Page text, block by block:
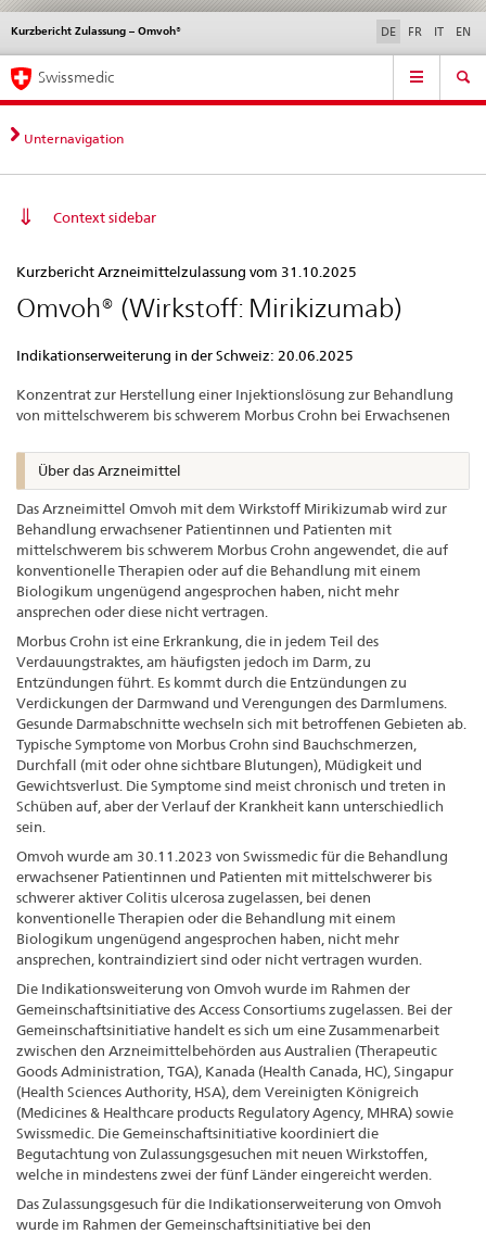
Direktnavigation
News,
Rechtsgrundlagen,
Kontakt
News & Updates Kontakt | Support & Hilfe
Kurzbericht Zulassung – Omvoh®
Sprachwahl DE FR IT EN
Service
Hauptnavigation
Swissmedic
Unternavigation
Context sidebar
Zulassung
–
Omvoh®
Kurzbericht Arzneimittelzulassung vom 31.10.2025
Omvoh® (Wirkstoff: Mirikizumab)
Indikationserweiterung in der Schweiz: 20.06.2025
Konzentrat zur Herstellung einer Injektionslösung zur Behandlung
von mittelschwerem bis schwerem Morbus Crohn bei Erwachsenen
Über das Arzneimittel
Das Arzneimittel Omvoh mit dem Wirkstoff Mirikizumab wird zur
Behandlung erwachsener Patientinnen und Patienten mit
mittelschwerem bis schwerem Morbus Crohn angewendet, die auf
konventionelle Therapien oder auf die Behandlung mit einem
Biologikum ungenügend angesprochen haben, nicht mehr
ansprechen oder diese nicht vertragen.
Morbus Crohn ist eine Erkrankung, die in jedem Teil des
Verdauungstraktes, am häufigsten jedoch im Darm, zu
Entzündungen führt. Es kommt durch die Entzündungen zu
Verdickungen der Darmwand und Verengungen des Darmlumens.
Gesunde Darmabschnitte wechseln sich mit betroffenen Gebieten ab.
Typische Symptome von Morbus Crohn sind Bauchschmerzen,
Durchfall (mit oder ohne sichtbare Blutungen), Müdigkeit und
Gewichtsverlust. Die Symptome sind meist chronisch und treten in
Schüben auf, aber der Verlauf der Krankheit kann unterschiedlich
sein.
Omvoh wurde am 30.11.2023 von Swissmedic für die Behandlung
erwachsener Patientinnen und Patienten mit mittelschwerer bis
schwerer aktiver Colitis ulcerosa zugelassen, bei denen
konventionelle Therapien oder die Behandlung mit einem
Biologikum ungenügend angesprochen haben, nicht mehr
ansprechen, kontraindiziert sind oder nicht vertragen wurden.
Die Indikationsweiterung von Omvoh wurde im Rahmen der
Gemeinschaftsinitiative des Access Consortiums zugelassen. Bei der
Gemeinschaftsinitiative handelt es sich um eine Zusammenarbeit
zwischen den Arzneimittelbehörden aus Australien (Therapeutic
Goods Administration, TGA), Kanada (Health Canada, HC), Singapur
(Health Sciences Authority, HSA), dem Vereinigten Königreich
(Medicines & Healthcare products Regulatory Agency, MHRA) sowie
Swissmedic. Die Gemeinschaftsinitiative koordiniert die
Begutachtung von Zulassungsgesuchen mit neuen Wirkstoffen,
welche in mindestens zwei der fünf Länder eingereicht werden.
Das Zulassungsgesuch für die Indikationserweiterung von Omvoh
wurde im Rahmen der Gemeinschaftsinitiative bei den